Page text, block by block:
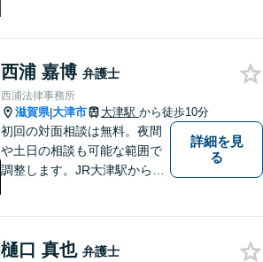
まに、不安を和らげベストな
解決策を提供します「迅速丁
寧」【無料相談有・駐車場完
備】【英語対応可】
西浦 嘉博 弁護士
西浦法律事務所
滋賀県|大津市 大津駅 から徒歩10分
初回の対面相談は無料。夜間
や土日の相談も可能な範囲で
調整します。JR大津駅から徒
位 弁護士ドットコムランキ
詳細を見
る
樋口 真也 弁護士